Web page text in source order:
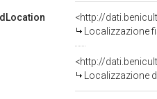
<http://
Localizzazione
<http://
Localizzazione